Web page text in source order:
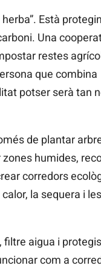
Està
Una
restes
que combina
potser serà tan
de plantar
humides,
corredors
la sequera i
filtre aigua i
com a